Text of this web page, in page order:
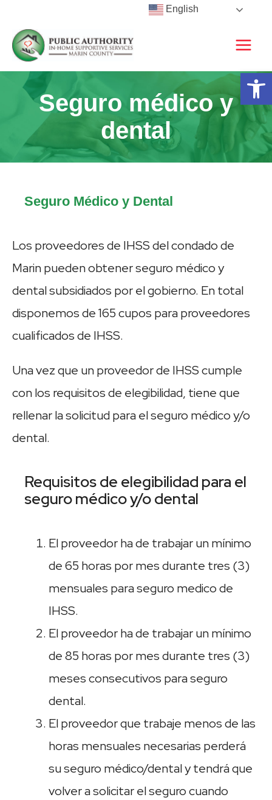
content
Seguro médico y
dental
Seguro Médico y Dental
Los proveedores de IHSS del condado de
Marin pueden obtener seguro médico y
dental subsidiados por el gobierno. En total
disponemos de 165 cupos para proveedores
cualificados de IHSS.
Una vez que un proveedor de IHSS cumple
con los requisitos de elegibilidad, tiene que
rellenar la solicitud para el seguro médico y/o
dental.
Requisitos de elegibilidad para el
seguro médico y/o dental
El proveedor ha de trabajar un mínimo
de 65 horas por mes durante tres (3)
mensuales para seguro medico de
IHSS.
El proveedor ha de trabajar un mínimo
de 85 horas por mes durante tres (3)
meses consecutivos para seguro
dental.
El proveedor que trabaje menos de las
horas mensuales necesarias perderá
su seguro médico/dental y tendrá que
volver a solicitar el seguro cuando
English